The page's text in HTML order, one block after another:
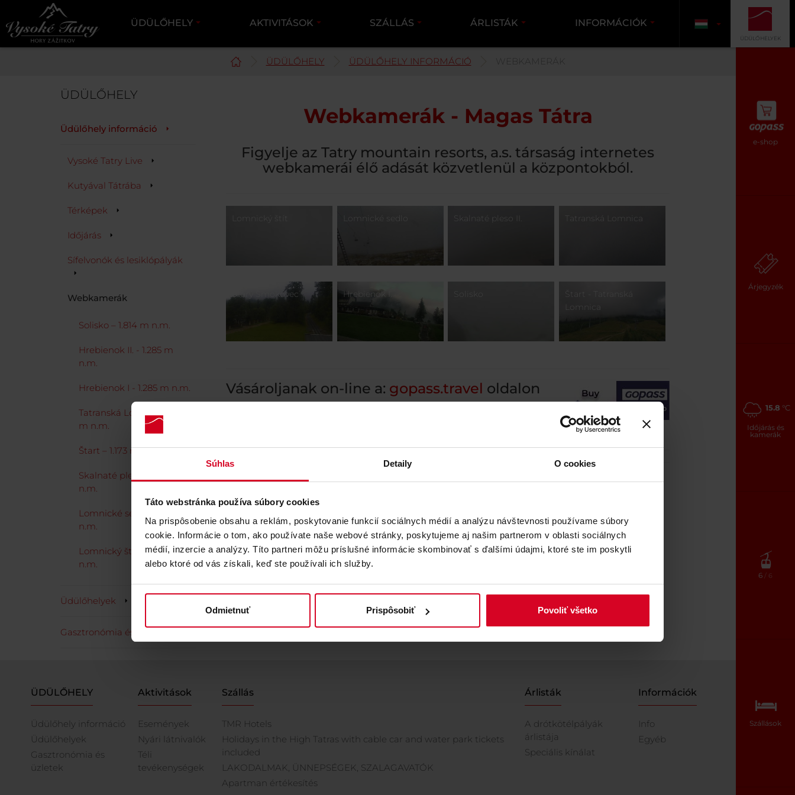
Súhlas Detaily O cookies
Táto webstránka používa súbory cookies
Na prispôsobenie obsahu a reklám, poskytovanie funkcií sociálnych médií a analýzu návštevnosti používame súbory
cookie. Informácie o tom, ako používate naše webové stránky, poskytujeme aj našim partnerom v oblasti sociálnych
médií, inzercie a analýzy. Títo partneri môžu príslušné informácie skombinovať s ďalšími údajmi, ktoré ste im poskytli
alebo ktoré od vás získali, keď ste používali ich služby.
Odmietnuť Prispôsobiť Povoliť všetko
e-shop
Árjegyzék
15.8 °C
Időjárás és
kamerák
6 / 6
Szállások
ÜDÜLŐHELY AKTIVITÁSOK SZÁLLÁS ÁRLISTÁK INFORMÁCIÓK
ÜDÜLŐHELYEK
ÜDÜLŐHELY ÜDÜLŐHELY INFORMÁCIÓ WEBKAMERÁK
ÜDÜLŐHELY
Üdülőhely információ
Vysoké Tatry Live
Kutyával Tátrába
Térképek
Időjárás
Sífelvonók és lesiklópályák
Webkamerák
Solisko – 1.814 m n.m.
Hrebienok II. - 1.285 m
n.m.
Hrebienok I - 1.285 m n.m.
Tatranská Lomnica, 904
m n.m.
Štart – 1.173 m n.m.
Skalnaté pleso I. 1.751 m
n.m.
Lomnické sedlo 2.190 m.
n.m.
Lomnický štít 2.634 m
n.m.
Üdülőhelyek
Gasztronómia és üzletek
Webkamerák - Magas Tátra
Figyelje az Tatry mountain resorts, a.s. társaság internetes
webkamerái élő adását közvetlenül a központokból.
Lomnický štít Lomnické sedlo Skalnaté pleso II. Tatranská Lomnica
Starý Smokovec Hrebienok I.
Lomnica
Vásároljanak on-line a: gopass.travel oldalon
ÜDÜLŐHELY
Üdülőhely információ
Üdülőhelyek
Gasztronómia és
üzletek
Aktivitások
Események
Nyári látnivalók
Téli
tevékenységek
Szállás
TMR Hotels
Holidays in the High Tatras with cable car and water park tickets
included
LAKODALMAK, ÜNNEPSÉGEK, SZALAGAVATÓK
Apartman értékesítés
Árlisták
A drótkötélpályák
árlistája
Speciális kínálat
Információk
Info
Egyéb